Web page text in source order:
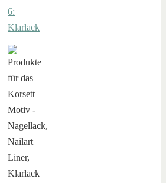
6:
Klarlack